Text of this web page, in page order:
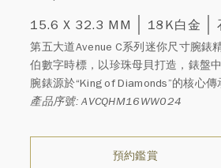
15.6 X 32.3 MM 18K白金
第五大道Avenue C系列迷你尺寸腕錶
伯數字時標，以珍珠母貝打造，錶盤
腕錶源於“King of Diamonds”的核心傳
產品序號: AVCQHM16WW024
預約鑑賞